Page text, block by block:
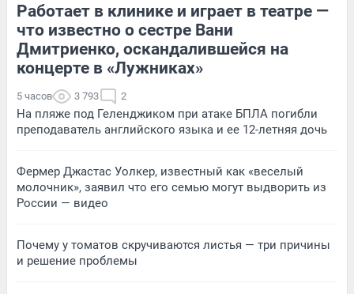
Работает в клинике и играет в театре —
что известно о сестре Вани
Дмитриенко, оскандалившейся на
концерте в «Лужниках»
5 часов 3 793 2
На пляже под Геленджиком при атаке БПЛА погибли
преподаватель английского языка и ее 12-летняя дочь
Фермер Джастас Уолкер, известный как «веселый
молочник», заявил что его семью могут выдворить из
России — видео
Почему у томатов скручиваются листья — три причины
и решение проблемы